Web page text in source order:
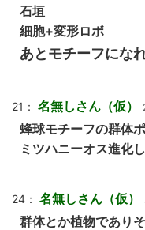
石垣
細胞+変形ロボ
あとモチーフにな
21： 名無しさん（仮）
蜂球モチーフの群体
ミツハニーオス進化
24： 名無しさん（仮）
群体とか植物であり